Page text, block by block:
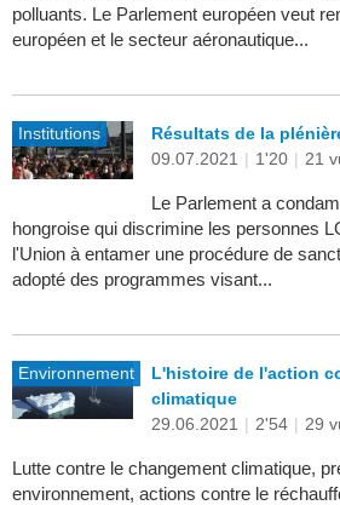
polluants. Le Parlement européen veut
européen et le secteur aéronautique...
Institutions
Résultats de la
09.07.2021 | 1'20 | 21
Le Parlement a
hongroise qui discrimine les personnes
l'Union à entamer une procédure de
adopté des programmes visant...
Environnement
L'histoire de l'action
climatique
29.06.2021 | 2'54 | 29
Lutte contre le changement climatique,
environnement, actions contre le